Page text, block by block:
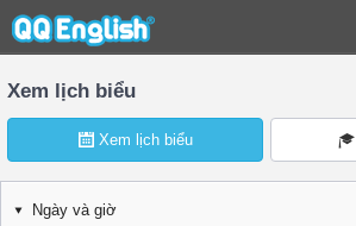
Xem lịch biểu
Xem lịch biểu
Ngày và giờ